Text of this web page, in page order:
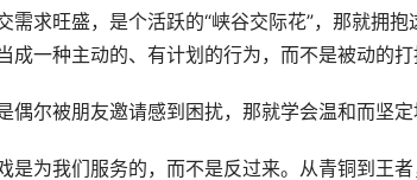
需求旺盛，是个活跃的“峡谷交际花”，那就拥
成一种主动的、有计划的行为，而不是被动的打
偶尔被朋友邀请感到困扰，那就学会温和而坚
是为我们服务的，而不是反过来。从青铜到王